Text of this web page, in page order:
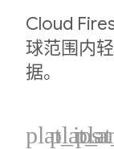
Cloud
球范围内
据。
plat_ios